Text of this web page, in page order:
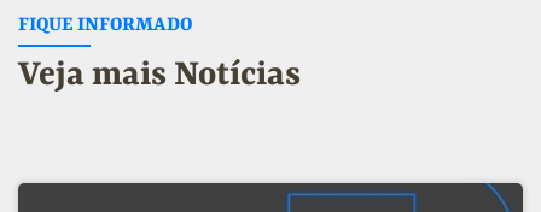
FIQUE INFORMADO
Veja mais Notícias